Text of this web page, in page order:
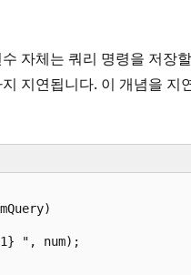
자체는 쿼리 명령을 저장
지연됩니다. 이 개념을 지
", num);